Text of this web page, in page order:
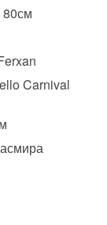
Carnival